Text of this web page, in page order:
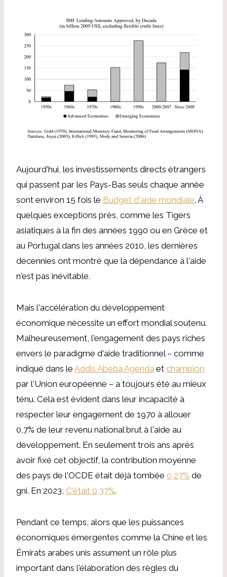
Aujourd'hui, les investissements directs étrangers
qui passent par les Pays-Bas seuls chaque année
sont environ 15 fois le Budget d'aide mondiale. À
quelques exceptions près, comme les Tigers
asiatiques à la fin des années 1990 ou en Grèce et
au Portugal dans les années 2010, les dernières
décennies ont montré que la dépendance à l'aide
n'est pas inévitable.
Mais l'accélération du développement
économique nécessite un effort mondial soutenu.
Malheureusement, l'engagement des pays riches
envers le paradigme d'aide traditionnel – comme
indiqué dans le Addis Abeba Agenda et champion
par l'Union européenne – a toujours été au mieux
ténu. Cela est évident dans leur incapacité à
respecter leur engagement de 1970 à allouer
0,7% de leur revenu national brut à l'aide au
développement. En seulement trois ans après
avoir fixé cet objectif, la contribution moyenne
des pays de l'OCDE était déjà tombée 0,27% de
gni. En 2023, C'était 0,37%.
Pendant ce temps, alors que les puissances
économiques émergentes comme la Chine et les
Émirats arabes unis assument un rôle plus
important dans l'élaboration des règles du